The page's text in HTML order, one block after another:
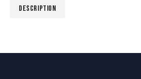
DESCRIPTION